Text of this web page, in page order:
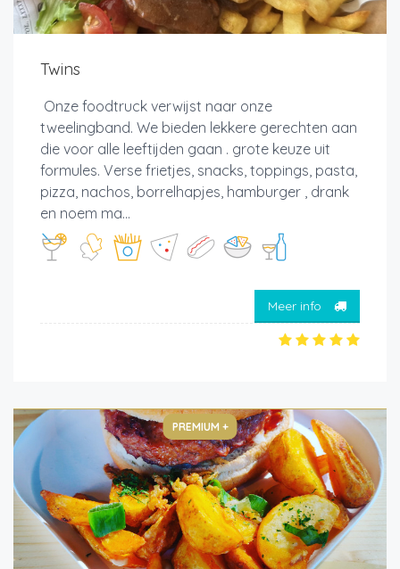
Twins
Onze foodtruck verwijst naar onze
tweelingband. We bieden lekkere gerechten aan
die voor alle leeftijden gaan . grote keuze uit
formules. Verse frietjes, snacks, toppings, pasta,
pizza, nachos, borrelhapjes, hamburger , drank
en noem ma...
Meer info
PREMIUM +